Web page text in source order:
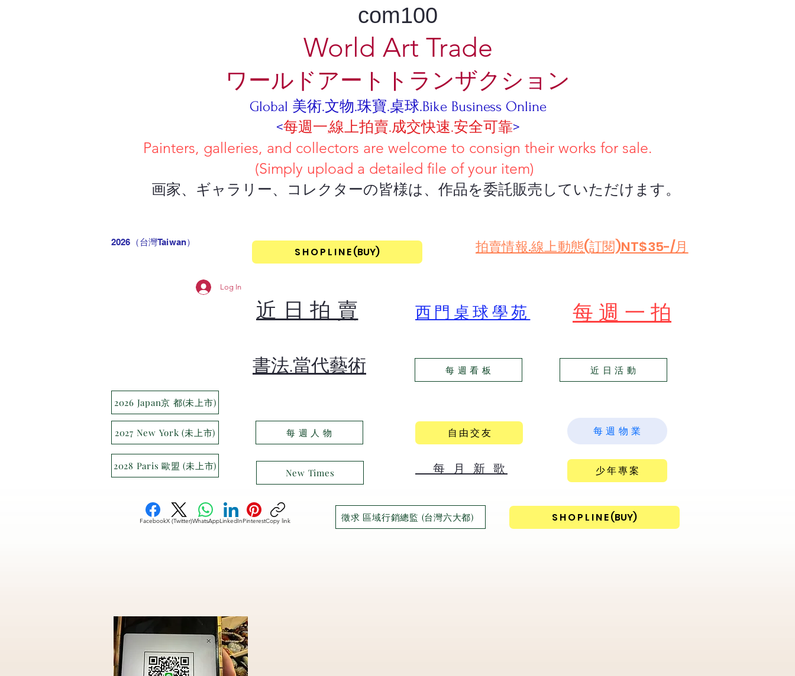
com100
World Art Trade
ワールドアートトランザクション
Global 美術.文物.珠寶.桌球.Bike Business Online
<每週一,線上拍賣.成交快速.安全可靠>
Painters, galleries, and collectors are welcome to consign their works for sale.
(Simply upload a detailed file of your item)
画家、ギャラリー、コレクターの皆様は、作品を委託販売していただけます。
2026（台灣Taiwan）
S H O P L I N E (BUY) ​拍賣情報.線上動態(訂閱)NT$35-/月
Log In
​近 日 拍 賣 ​西門桌球學苑 ​每 週 一 拍
每 週 看 板 近 日 活 動
2026 Japan京 都(未上市)
2027 New York (未上市)
2028 Paris 歐盟 (未上市)
每 週 人 物
New Times
自 由 交 友
​ 每 月 新 歌
每 週 物 業
少 年 專 案
FacebookX (Twitter)WhatsAppLinkedInPinterestCopy link 徵求 區域行銷總監 (台灣六大都) S H O P L I N E (BUY)
​書法.當代藝術